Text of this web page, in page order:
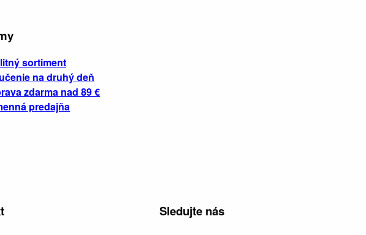
sortiment
na druhý deň
zdarma nad 89 €
predajňa
Sledujte nás